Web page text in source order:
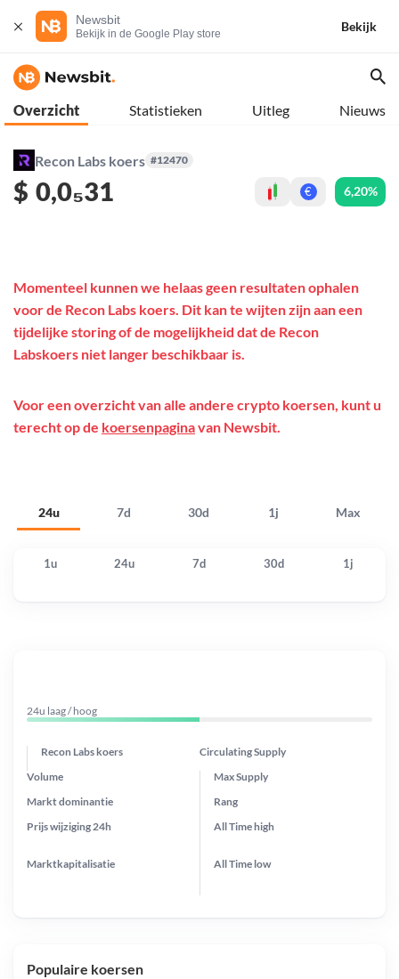
Newsbit
Bekijk in de Google Play store
Bekijk
Overzicht Statistieken Uitleg Nieuws
Recon Labs koers #12470
$ 0,0₅31 € 6,20%
24u 7d 30d 1j Max
Momenteel kunnen we helaas geen resultaten ophalen
voor de Recon Labs koers. Dit kan te wijten zijn aan een
tijdelijke storing of de mogelijkheid dat de Recon
Labskoers niet langer beschikbaar is.
Voor een overzicht van alle andere crypto koersen, kunt u
terecht op de koersenpaginavan Newsbit.
1u 24u 7d 30d 1j
24u laag / hoog
Recon Labs koers Circulating Supply
Prijs wijziging 24h
Max Supply
Markt dominantie
Marktkapitalisatie
Volume
Rang
All Timehigh
All Time low
Populaire koersen